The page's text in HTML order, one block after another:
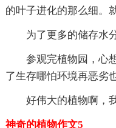
的叶子进化的那么细。
为了更多的储存水
参观完植物园，心
了生存哪怕环境再恶劣
好伟大的植物啊，
神奇的植物作文5